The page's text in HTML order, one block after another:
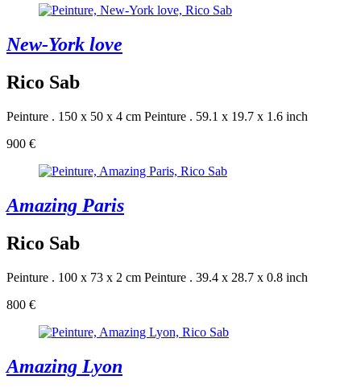
New-York love
Rico Sab
Peinture . 150 x 50 x 4 cm Peinture . 59.1 x 19.7 x 1.6 inch
900 €
Amazing Paris
Rico Sab
Peinture . 100 x 73 x 2 cm Peinture . 39.4 x 28.7 x 0.8 inch
800 €
Amazing Lyon